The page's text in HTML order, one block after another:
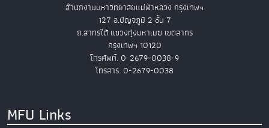
สำนักงานมหาวิทยาลัยแม่ฟ้าหลวง กรุงเทพฯ
127 อ.ปัญจภูมิ 2 ชั้น 7
ถ.สาทรใต้ แขวงทุ่งมหาเมฆ เขตสาทร
กรุงเทพฯ 10120
โทรศัพท์. 0-2679-0038-9
โทรสาร. 0-2679-0038
MFU Links